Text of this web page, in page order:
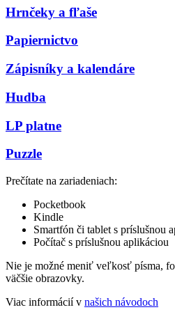
Hrnčeky a fľaše
Papiernictvo
Zápisníky a kalendáre
Hudba
LP platne
Puzzle
Prečítate na zariadeniach:
Pocketbook
Kindle
Smartfón či tablet s príslušnou
Počítač s príslušnou aplikáciou
Nie je možné meniť veľkosť písma,
väčšie obrazovky.
Viac informácií v našich návodoch